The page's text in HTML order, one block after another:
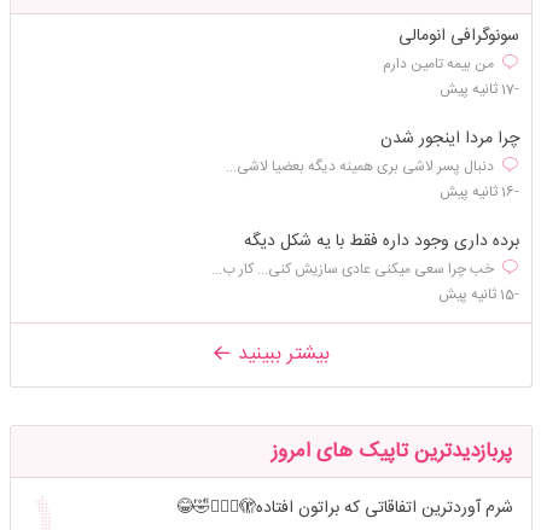
سونوگرافی انومالی
من بیمه تامین دارم
-17 ثانیه پیش
چرا مردا اینجور شدن
دنبال پسر لاشی بری همینه دیگه بعضیا لاشی...
-16 ثانیه پیش
برده داری وجود داره فقط با یه شکل دیگه
خب چرا سعی میکنی عادی سازیش کنی... کار ب...
-15 ثانیه پیش
بیشتر ببینید
پربازدیدترین تاپیک های امروز
شرم آوردترین اتفاقاتی که براتون افتاده🫣🤦🏻‍♀️🤣😂